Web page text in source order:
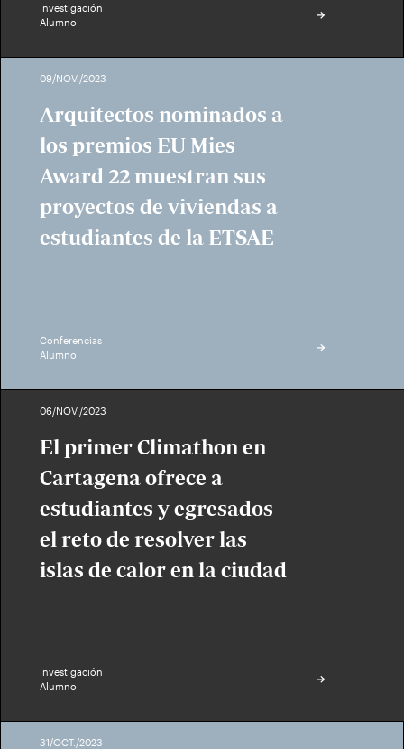
Investigación
Alumno
09/NOV./2023
Arquitectos nominados a
los premios EU Mies
Award 22 muestran sus
proyectos de viviendas a
estudiantes de la ETSAE
Conferencias
Alumno
06/NOV./2023
El primer Climathon en
Cartagena ofrece a
estudiantes y egresados
el reto de resolver las
islas de calor en la ciudad
Investigación
Alumno
31/OCT./2023